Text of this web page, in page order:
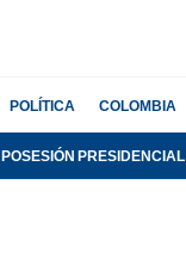
POLÍTICA COLOMBIA
POSESIÓN PRESIDENCIAL